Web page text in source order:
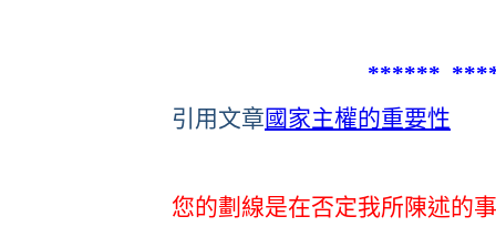
******
引用文章國家主權的重要性
您的劃線是在否定我所陳述的